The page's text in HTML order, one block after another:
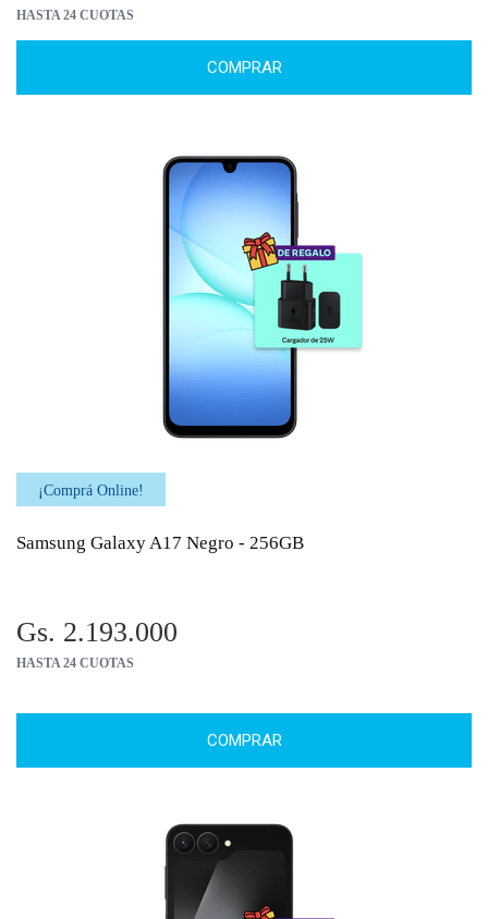
HASTA 24 CUOTAS
COMPRAR
¡Comprá Online!
Samsung Galaxy A17 Negro - 256GB
Gs. 2.193.000
HASTA 24 CUOTAS
COMPRAR